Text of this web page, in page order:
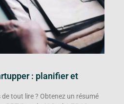
: planifier et
de tout lire ? Obtenez un résumé